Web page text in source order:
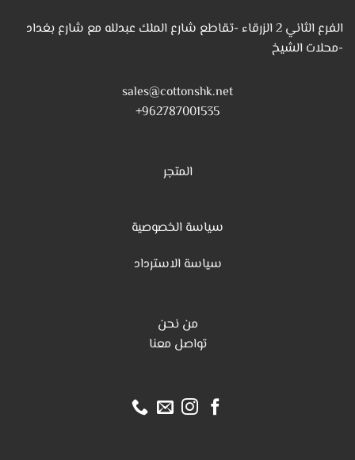
الفرع الثاني 2 الزرقاء -تقاطع شارع الملك عبدلله مع شارع بغداد
-محلات الشيخ
sales@cottonshk.net
962787001535+
المتجر
سياسة الخصوصية
سياسة الاسترداد
من نحن
تواصل معنا